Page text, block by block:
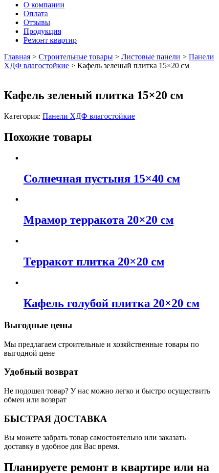
О компании
Оплата
Отзывы
Продукция
Ремонт квартир
Главная > Строительные товары > Листовые панели > Панели
ХДФ влагостойкие > Кафель зеленый плитка 15×20 см
Кафель зеленый плитка 15×20 см
Категория: Панели ХДФ влагостойкие
Похожие товары
Солнечная пустыня 15×40 см
Мрамор терракота 20×20 см
Терракот плитка 20×20 см
Кафель голубой плитка 20×20 см
Выгодные цены
Мы предлагаем строительные и хозяйственные товары по
выгодной цене
Удобный возврат
Не подошел товар? У нас можно легко и быстро осуществить
обмен или возврат
БЫСТРАЯ ДОСТАВКА
Вы можете забрать товар самостоятельно или заказать
доставку в удобное для Вас время.
Планируете ремонт в квартире или на